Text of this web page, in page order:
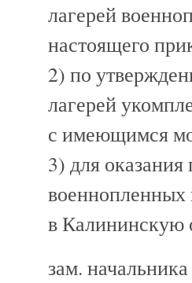
лагерей
настоящего
2) по
лагерей
с имеющимся
3) для
военнопленных
в Калининскую
зам.